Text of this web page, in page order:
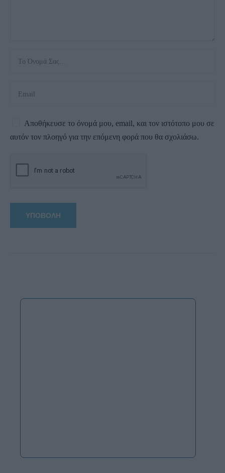
Αποθήκευσε το όνομά μου, email, και τον ιστότοπο μου σε
αυτόν τον πλοηγό για την επόμενη φορά που θα σχολιάσω.